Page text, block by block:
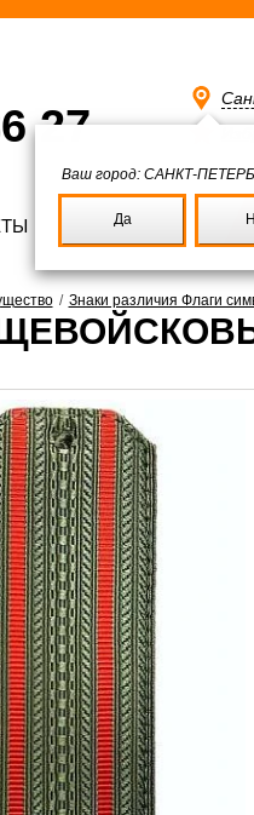
27
Ваш город: САНКТ-
Да
/ Знаки различия Флаги